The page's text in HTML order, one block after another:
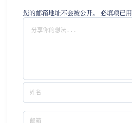
您的邮箱地址不会被公开。 必填项已用